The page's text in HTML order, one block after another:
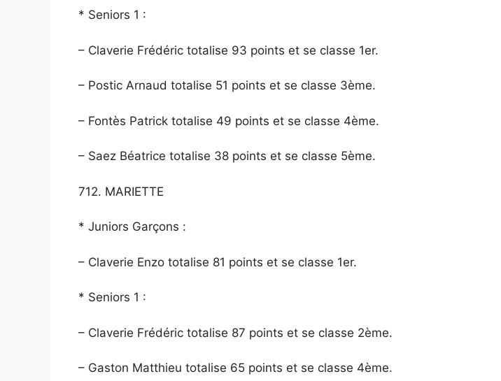
* Seniors 1 :
– Claverie Frédéric totalise 93 points et se classe 1er.
– Postic Arnaud totalise 51 points et se classe 3ème.
– Fontès Patrick totalise 49 points et se classe 4ème.
– Saez Béatrice totalise 38 points et se classe 5ème.
712. MARIETTE
* Juniors Garçons :
– Claverie Enzo totalise 81 points et se classe 1er.
* Seniors 1 :
– Claverie Frédéric totalise 87 points et se classe 2ème.
– Gaston Matthieu totalise 65 points et se classe 4ème.